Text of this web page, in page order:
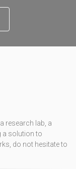
research lab, a
a solution to
do not hesitate to